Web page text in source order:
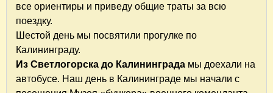
все ориентиры и приведу общие траты за всю
поездку.
Шестой день мы посвятили прогулке по
Калининграду.
Из Светлогорска до Калининграда мы доехали на
автобусе. Наш день в Калининграде мы начали с